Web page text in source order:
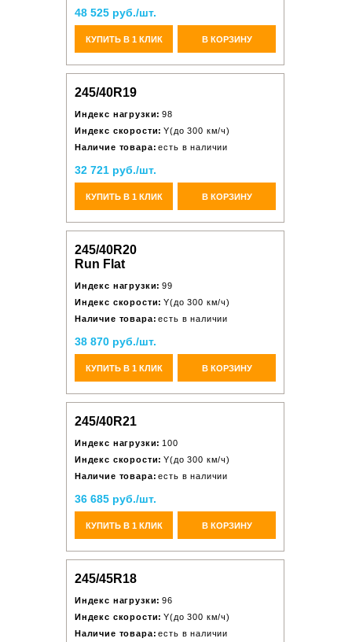
48 525 руб./шт.
КУПИТЬ В 1 КЛИК В КОРЗИНУ
245/40R19
Индекс нагрузки: 98
Индекс скорости: Y(до 300 км/ч)
Наличие товара: есть в наличии
32 721 руб./шт.
КУПИТЬ В 1 КЛИК В КОРЗИНУ
245/40R20
Run Flat
Индекс нагрузки: 99
Индекс скорости: Y(до 300 км/ч)
Наличие товара: есть в наличии
38 870 руб./шт.
КУПИТЬ В 1 КЛИК В КОРЗИНУ
245/40R21
Индекс нагрузки: 100
Индекс скорости: Y(до 300 км/ч)
Наличие товара: есть в наличии
36 685 руб./шт.
КУПИТЬ В 1 КЛИК В КОРЗИНУ
245/45R18
Индекс нагрузки: 96
Индекс скорости: Y(до 300 км/ч)
Наличие товара: есть в наличии